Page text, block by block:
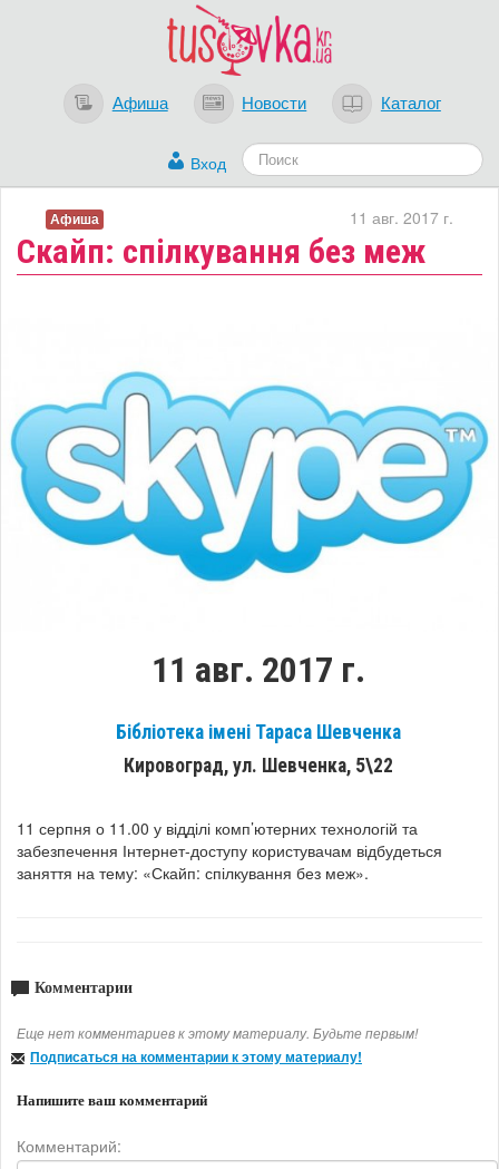
Афиша Новости Каталог
Вход
Скайп: спілкування без меж
11 авг. 2017 г.
Афиша
11 авг. 2017 г.
Бібліотека імені Тараса Шевченка
Кировоград, ул. Шевченка, 5\22
11 серпня о 11.00 у відділі комп’ютерних технологій та
забезпечення Інтернет-доступу користувачам відбудеться
заняття на тему: «Скайп: спілкування без меж».
Комментарии
Еще нет комментариев к этому материалу. Будьте первым!
Подписаться на комментарии к этому материалу!
Напишите ваш комментарий
Комментарий: